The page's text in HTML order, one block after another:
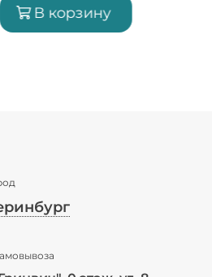
В корзину
ваш город?